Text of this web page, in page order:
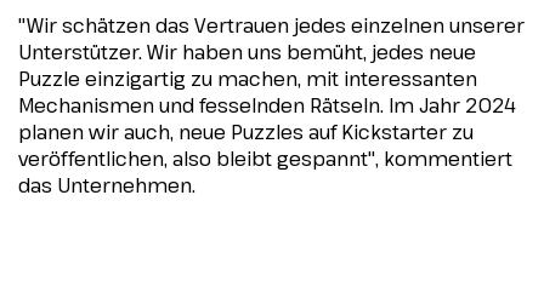
"Wir schätzen das Vertrauen jedes einzelnen unserer
Unterstützer. Wir haben uns bemüht, jedes neue
Puzzle einzigartig zu machen, mit interessanten
Mechanismen und fesselnden Rätseln. Im Jahr 2024
planen wir auch, neue Puzzles auf Kickstarter zu
veröffentlichen, also bleibt gespannt", kommentiert
das Unternehmen.